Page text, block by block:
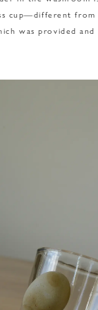
cup—different from
was provided and